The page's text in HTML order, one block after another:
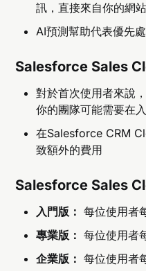
訊，直接來自你的網站
AI預測幫助代表優先
Salesforce Sales
對於首次使用者來說
你的團隊可能需要在
在Salesforce CRM
致額外的費用
Salesforce Sales
入門版： 每位使用者
專業版： 每位使用者
企業版： 每位使用者